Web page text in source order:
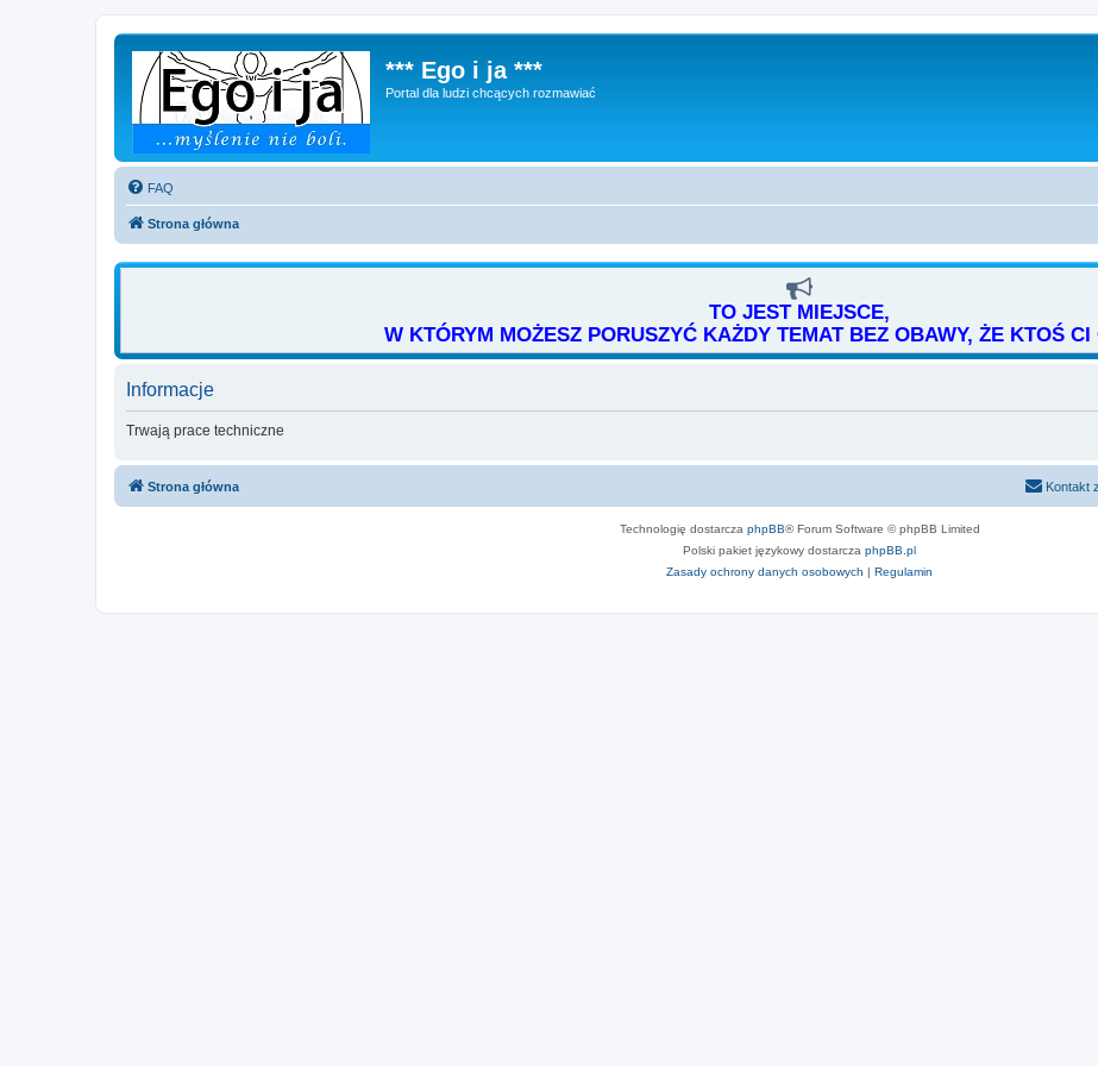
*** Ego i ja ***
Portal dla ludzi chcących rozmawiać
FAQ
Strona główna
TO JEST MIEJSCE,
W KTÓRYM MOŻESZ PORUSZYĆ KAŻDY TEMAT BEZ OBAWY, ŻE KTOŚ CI
Informacje
Trwają prace techniczne
Strona główna Kontakt
Technologię dostarcza phpBB® Forum Software © phpBB Limited
Polski pakiet językowy dostarcza phpBB.pl
Zasady ochrony danych osobowych | Regulamin